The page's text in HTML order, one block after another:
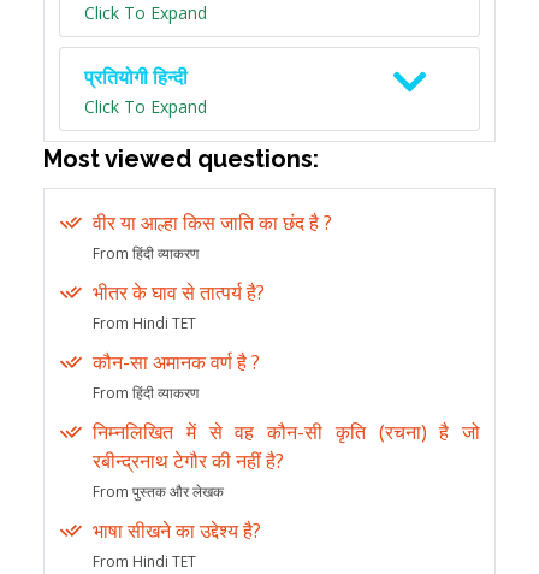
Click To Expand
प्रतियोगी हिन्दी
Click To Expand
Most viewed questions:
वीर या आल्हा किस जाति का छंद है ?
From हिंदी व्याकरण
भीतर के घाव से तात्पर्य है?
From Hindi TET
कौन-सा अमानक वर्ण है ?
From हिंदी व्याकरण
निम्नलिखित में से वह कौन-सी कृति (रचना) है जो
रबीन्द्रनाथ टेगौर की नहीं है?
From पुस्तक और लेखक
भाषा सीखने का उद्देश्य है?
From Hindi TET